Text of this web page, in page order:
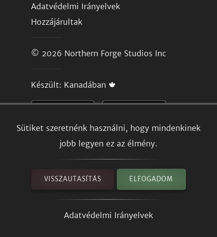
Sütiket szeretnénk használni, hogy mindenkinek
jobb legyen ez az élmény.
VISSZAUTASÍTÁS ELFOGADOM
Adatvédelmi Irányelvek
Adatvédelmi Irányelvek
Hozzájárultak
© 2026 Northern Forge Studios Inc
Készült: Kanadában 🍁